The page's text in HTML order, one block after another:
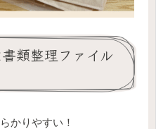
類整理ファイル
かりやすい！